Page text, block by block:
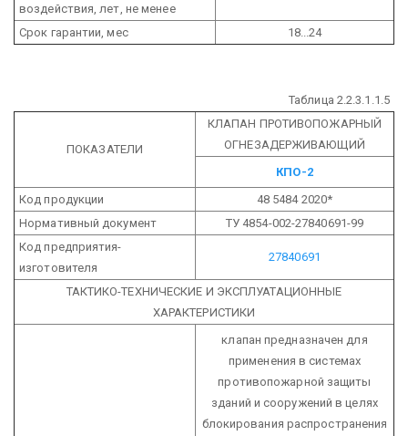
воздействия, лет, не менее
Срок гарантии, мес 18...24
Таблица 2.2.3.1.1.5
ПОКАЗАТЕЛИ
КЛАПАН ПРОТИВОПОЖАРНЫЙ
ОГНЕЗАДЕРЖИВАЮЩИЙ
КПО-2
Код продукции
48 5484 2020*
Нормативный документ
ТУ 4854-002-27840691-99
Код предприятия-
изготовителя
27840691
ТАКТИКО-ТЕХНИЧЕСКИЕ И ЭКСПЛУАТАЦИОННЫЕ
ХАРАКТЕРИСТИКИ
клапан предназначен для
применения в системах
противопожарной защиты
зданий и сооружений в целях
блокирования распространения